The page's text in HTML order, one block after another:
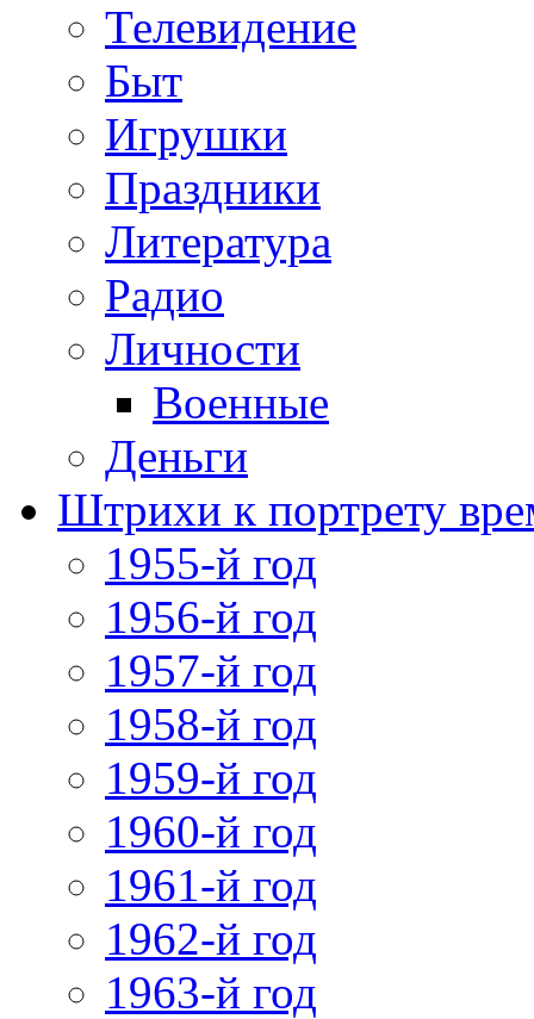
Телевидение
Быт
Игрушки
Праздники
Литература
Радио
Личности
Военные
Деньги
Штрихи к портрету
1955-й год
1956-й год
1957-й год
1958-й год
1959-й год
1960-й год
1961-й год
1962-й год
1963-й год